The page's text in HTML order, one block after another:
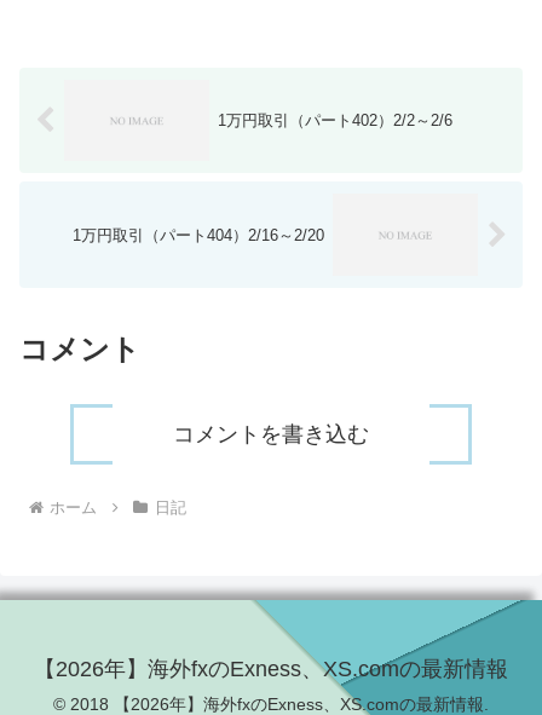
1万円取引（パート402）2/2～2/6
1万円取引（パート404）2/16～2/20
コメント
コメントを書き込む
ホーム 日記
【2026年】海外fxのExness、XS.comの最新情報
© 2018 【2026年】海外fxのExness、XS.comの最新情報.